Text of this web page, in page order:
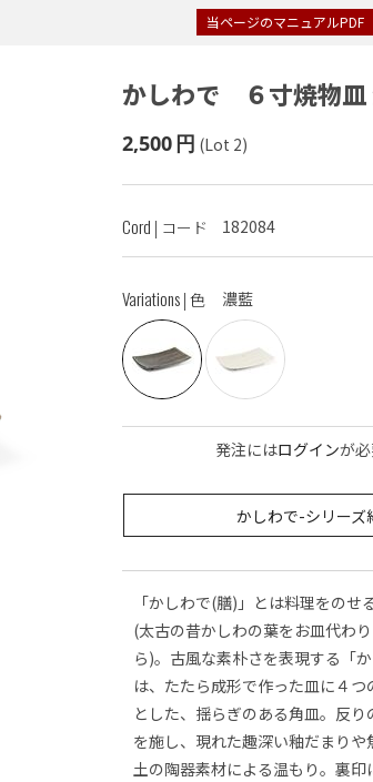
当ページのマニュアルPDF
かしわで ６寸焼物皿
2,500 円 (Lot 2)
Cord | コード 182084
Variations| 色 濃藍
発注にはログインが
かしわで-シリーズ
「かしわで(膳)」とは料理をのせ
(太古の昔かしわの葉をお皿代わ
ら)。古風な素朴さを表現する「
は、たたら成形で作った皿に４
とした、揺らぎのある角皿。反
を施し、現れた趣深い釉だまりや
土の陶器素材による温もり。裏印